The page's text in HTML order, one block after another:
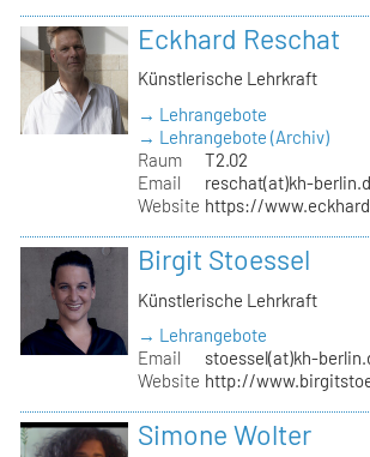
Eckhard Reschat
Künstlerische Lehrkraft
→ Lehrangebote
→ Lehrangebote (Archiv)
Raum
T2.02
Email
reschat(at)kh-
Website https://
Birgit Stoessel
Künstlerische Lehrkraft
→ Lehrangebote
Email
stoessel(at)kh-
Website http://
Simone Wolter